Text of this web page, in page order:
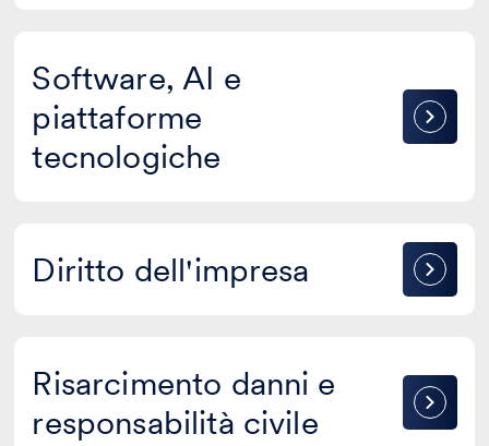
Software, AI e
piattaforme
tecnologiche
Software,
AI
e
piattaforme
tecnologiche
Diritto dell'impresa
Diritto
dell'impresa
Risarcimento danni e
responsabilità civile
Risarcimento
danni
e
responsabilità